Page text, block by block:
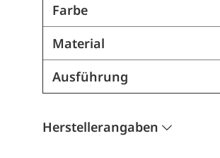
Farbe
Material
Ausführung
Herstellerangaben